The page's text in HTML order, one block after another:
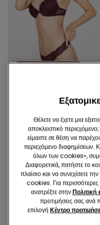
Ανακυκλωμένη Δαντέλα
Σουτιέν Super Push-Up Los
Θέλετε να έχετε μια
αποκλειστικό
είμαστε σε θέση να
περιεχόμενο διαφημίσεων.
όλων των cookies»,
Διαφορετικά, πατήστε το
πλαίσιο και να συνεχίσετε
cookies. Για
ανατρέξτε στην
προτιμήσεις σας ανά
επιλογή Κέντρο